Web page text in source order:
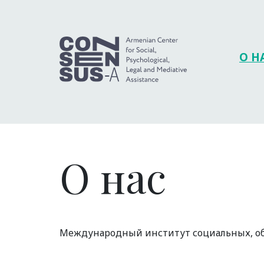
О
О нас
Международный институт социальных,